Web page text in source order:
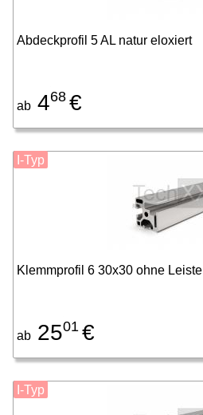
Abdeckprofil 5 AL natur eloxiert
ab 468 €
Klemmprofil 6 30x30 ohne Leiste
ab 2501 €
I-Typ
I-Typ